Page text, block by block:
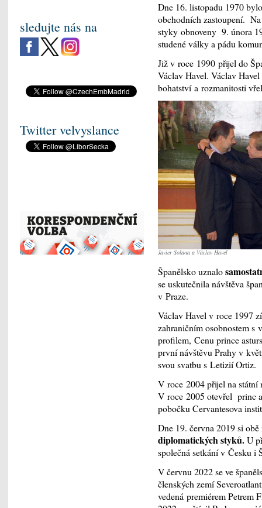
Dne 16. listopadu 1970
obchodních zastoupení.
styky obnoveny 9. února
studené války a pádu
Již v roce 1990 přijel do
Václav Havel. Václav
bohatství a rozmanitosti
Javier Solana a Václav Havel
Španělsko uznalo
se uskutečnila návštěva
v Praze.
Václav Havel v roce 1997
zahraničním osobnostem
profilem, Cenu prince
první návštěvu Prahy v
svou svatbu s Letizií Ortiz.
V roce 2004 přijel na státní
V roce 2005 otevřel princ
pobočku Cervantesova
Dne 19. června 2019 si
diplomatických styků.U
společná setkání v Česku i
V červnu 2022 se ve
členských zemí
vedená premiérem Petrem
sledujte nás na
Twitter velvyslance